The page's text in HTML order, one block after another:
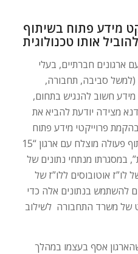
מידע פתוח בשיתוף
אותו טכנולוגית
ארגונים חברתיים, בעלי
(למשל סביבה, תחבורה,
מידע חשוב להנגיש בתחום,
מצידה יודעת להביא את
בהקמת פרוייקטי מידע פתוח
בקוד פתוח. לדוגמה יש לנו שיתוף פעולה מוצלח עם ארגון “15
במסגרתו מנתחי נתונים של
אוטובוסים ללו”ז של
דקות” יודעים להשתמש בנתונים אלה כדי
של משרד התחבורה לשילוב
שהארגון אסף בעצמו במהלך